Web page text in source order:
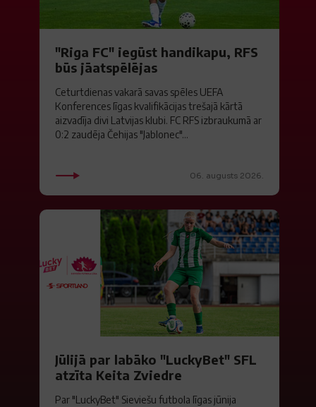
"Riga FC" iegūst handikapu, RFS
būs jāatspēlējas
Ceturtdienas vakarā savas spēles UEFA
Konferences līgas kvalifikācijas trešajā kārtā
aizvadīja divi Latvijas klubi. FC RFS izbraukumā ar
0:2 zaudēja Čehijas "Jablonec"...
06. augusts 2026.
Jūlijā par labāko "LuckyBet" SFL
atzīta Keita Zviedre
Par "LuckyBet" Sieviešu futbola līgas jūnija